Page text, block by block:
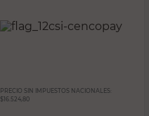
PRECIO SIN IMPUESTOS NACIONALES:
$16.524,80